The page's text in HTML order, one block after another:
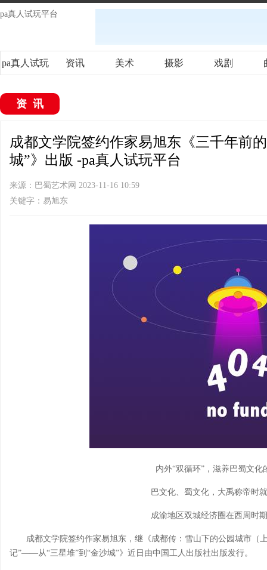
pa真人试玩平台
pa真人试玩 资讯 美术 摄影 戏剧
资讯
成都文学院签约作家易旭东《三千年前
城”》出版 -pa真人试玩平台
来源：巴蜀艺术网 2023-11-16 10:59
关键字：易旭东
内外“双循环”，滋养巴蜀文化
巴文化、蜀文化，大禹称帝时
成渝地区双城经济圈在西周时
成都文学院签约作家易旭东，继《成都传：雪山下的公园城市（
记”——从“三星堆”到“金沙城”》近日由中国工人出版社出版发行。